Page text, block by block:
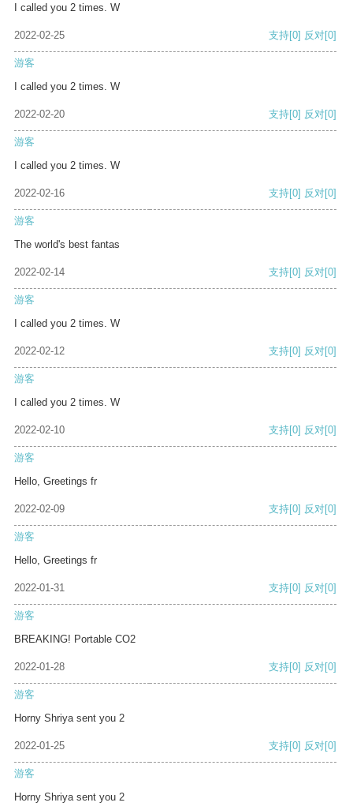
I called you 2 times. W
2022-02-25 支持[0] 反对[0]
游客
I called you 2 times. W
2022-02-20 支持[0] 反对[0]
游客
I called you 2 times. W
2022-02-16 支持[0] 反对[0]
游客
The world's best fantas
2022-02-14 支持[0] 反对[0]
游客
I called you 2 times. W
2022-02-12 支持[0] 反对[0]
游客
I called you 2 times. W
2022-02-10 支持[0] 反对[0]
游客
Hello, Greetings fr
2022-02-09 支持[0] 反对[0]
游客
Hello, Greetings fr
2022-01-31 支持[0] 反对[0]
游客
BREAKING! Portable CO2
2022-01-28 支持[0] 反对[0]
游客
Horny Shriya sent you 2
2022-01-25 支持[0] 反对[0]
游客
Horny Shriya sent you 2